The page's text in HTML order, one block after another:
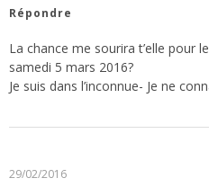
Répondre
La chance me sourira t’elle pour
samedi 5 mars 2016?
Je suis dans l’inconnue- Je ne
29/02/2016